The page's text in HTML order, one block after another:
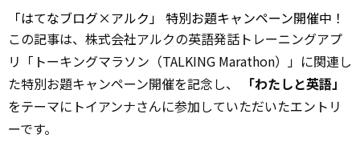
「はてなブログ×アルク」 特別お題キャンペーン開催中！
この記事は、株式会社アルクの英語発話トレーニングアプ
リ「トーキングマラソン（TALKING Marathon）」に関連し
た特別お題キャンペーン開催を記念し、
「わたしと英語」
をテーマにトイアンナさんに参加していただいたエントリ
ーです。